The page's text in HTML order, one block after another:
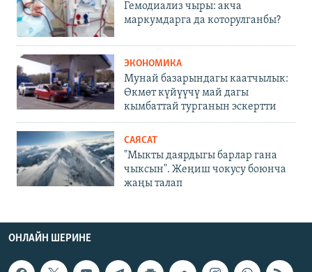
Гемодиализ чыры: акча
маркумдарга да которулганбы?
ЭКОНОМИКА
Мунай базарындагы каатчылык:
Өкмөт күйүүчү май дагы
кымбаттай турганын эскертти
САЯСАТ
"Мыкты даярдыгы барлар гана
чыксын". Жеңиш чокусу боюнча
жаңы талап
ОНЛАЙН ШЕРИНЕ